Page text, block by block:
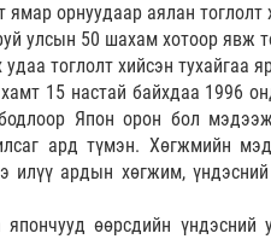
ямар орнуудаар аялан тоглолт
улсын 50 шахам хотоор явж
удаа тоглолт хийсэн тухайгаа
15 настай байхдаа 1996
Япон орон бол
ард түмэн. Хөгжмийн
илүү ардын хөгжим,
япончууд өөрсдийн